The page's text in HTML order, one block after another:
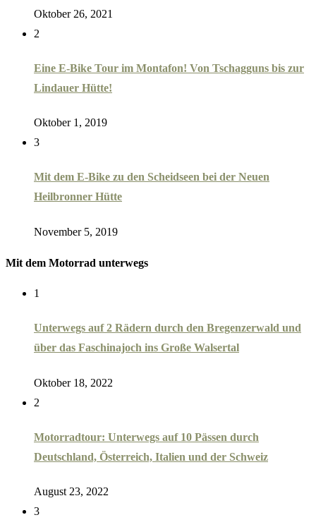
Oktober 26, 2021
2
Eine E-Bike Tour im Montafon! Von Tschagguns bis zur
Lindauer Hütte!
Oktober 1, 2019
3
Mit dem E-Bike zu den Scheidseen bei der Neuen
Heilbronner Hütte
November 5, 2019
Mit dem Motorrad unterwegs
1
Unterwegs auf 2 Rädern durch den Bregenzerwald und
über das Faschinajoch ins Große Walsertal
Oktober 18, 2022
2
Motorradtour: Unterwegs auf 10 Pässen durch
Deutschland, Österreich, Italien und der Schweiz
August 23, 2022
3